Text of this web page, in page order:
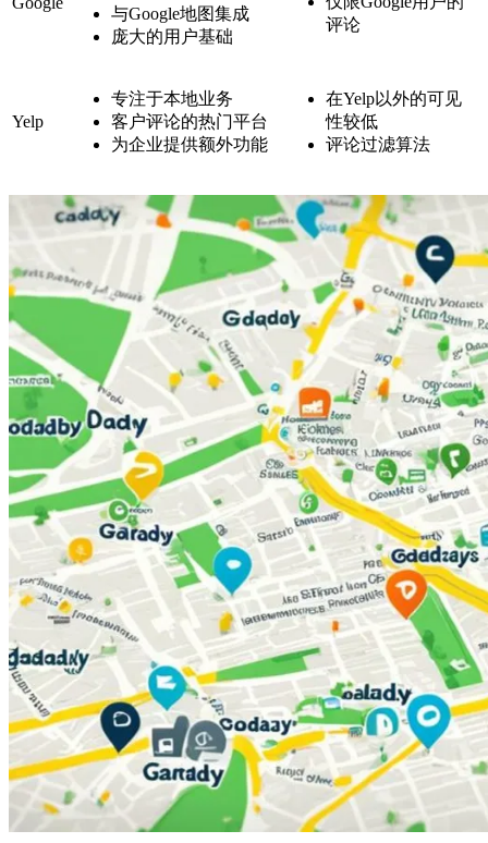
与Google地图集成
庞大的用户基础
评论
Yelp
专注于本地业务
客户评论的热门平台
为企业提供额外功能
在Yelp以外的可见
性较低
评论过滤算法